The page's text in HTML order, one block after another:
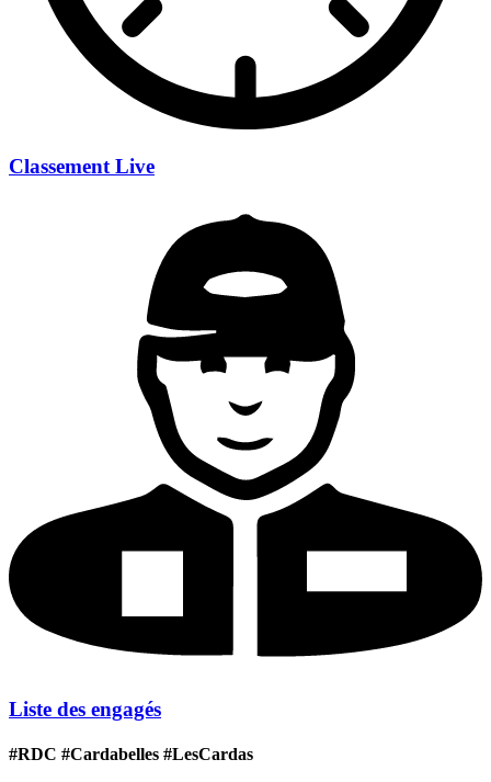
Classement Live
Liste des engagés
#RDC #Cardabelles #LesCardas